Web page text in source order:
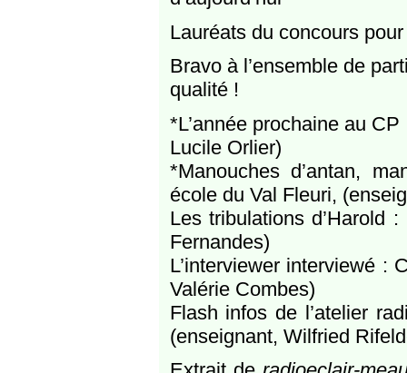
Lauréats du concours
Bravo à l’ensemble de
qualité !
*L’année prochaine au
Lucile Orlier)
*Manouches d’antan,
école du Val Fleuri,
Les tribulations d’Harold
Fernandes)
L’interviewer interviewé :
Valérie Combes)
Flash infos de l’atelier
(enseignant, Wilfried